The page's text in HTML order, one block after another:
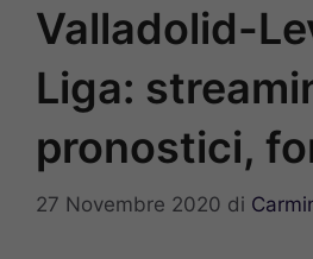
Valladolid-
Liga:
pronostici,
27 Novembre 2020 di